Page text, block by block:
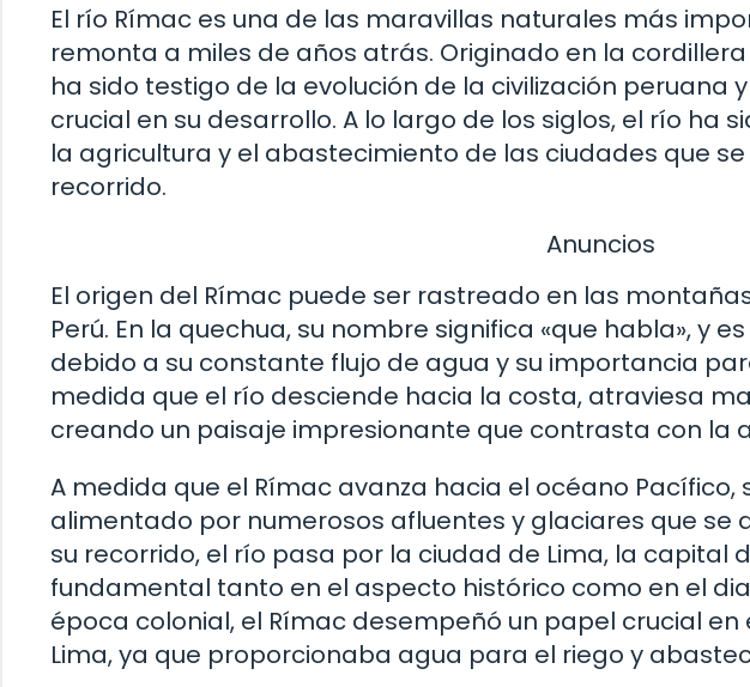
El río Rímac es una de las maravillas naturales más
remonta a miles de años atrás. Originado en la
ha sido testigo de la evolución de la civilización peruana
crucial en su desarrollo. A lo largo de los siglos, el río ha
la agricultura y el abastecimiento de las ciudades que
recorrido.
Anuncios
El origen del Rímac puede ser rastreado en las
Perú. En la quechua, su nombre significa «que habla», y
debido a su constante flujo de agua y su importancia
medida que el río desciende hacia la costa, atraviesa
creando un paisaje impresionante que contrasta con la
A medida que el Rímac avanza hacia el océano
alimentado por numerosos afluentes y glaciares que se
su recorrido, el río pasa por la ciudad de Lima, la capital
fundamental tanto en el aspecto histórico como en el
época colonial, el Rímac desempeñó un papel crucial
Lima, ya que proporcionaba agua para el riego y